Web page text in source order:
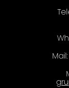
Mail: